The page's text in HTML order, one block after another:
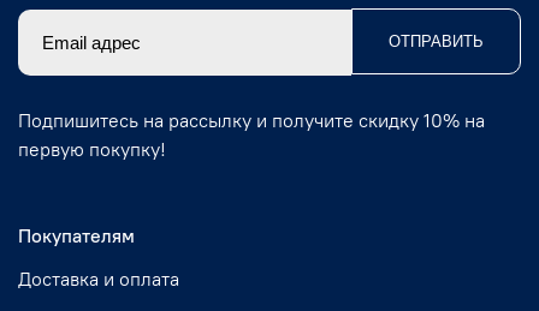
Покупателям
Доставка и оплата
ОТПРАВИТЬ
Подпишитесь на рассылку и получите скидку 10% на
первую покупку!